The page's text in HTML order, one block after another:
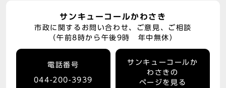
サンキューコールかわさき
市政に関するお問い合わせ、ご意見、ご相談
（午前8時から午後9時 年中無休）
電話番号
044-200-3939
サンキューコールか
わさきの
ページを見る